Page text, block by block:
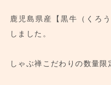
ご予約
鹿児島県産【黒牛（くろ
しました。
しゃぶ禅こだわりの数量限